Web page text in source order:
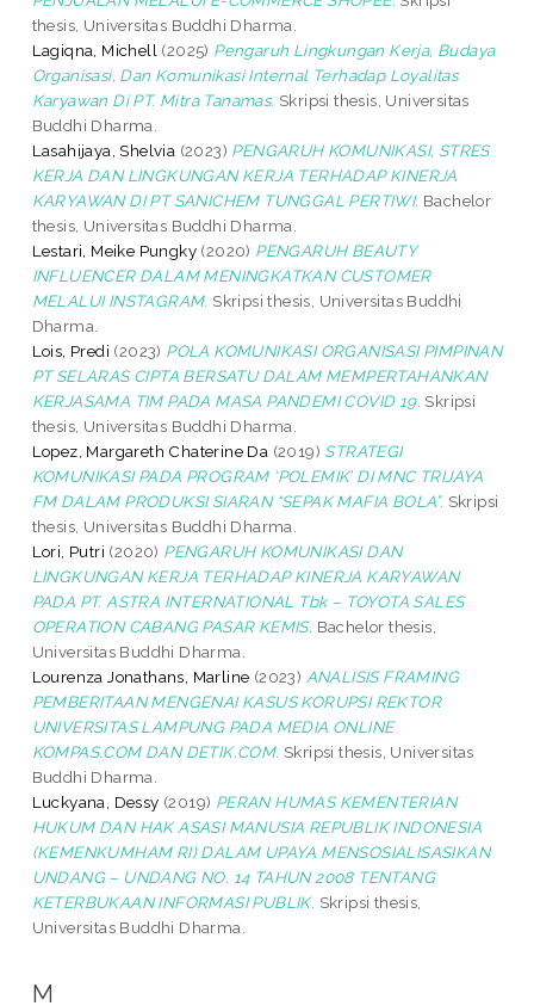
thesis, Universitas Buddhi Dharma.
Lagiqna, Michell (2025) Pengaruh Lingkungan Kerja, Budaya
Organisasi, Dan Komunikasi Internal Terhadap Loyalitas
Karyawan Di PT. Mitra Tanamas. Skripsi thesis, Universitas
Buddhi Dharma.
Lasahijaya, Shelvia (2023) PENGARUH KOMUNIKASI, STRES
KERJA DAN LINGKUNGAN KERJA TERHADAP KINERJA
KARYAWAN DI PT SANICHEM TUNGGAL PERTIWI. Bachelor
thesis, Universitas Buddhi Dharma.
Lestari, Meike Pungky (2020) PENGARUH BEAUTY
INFLUENCER DALAM MENINGKATKAN CUSTOMER
MELALUI INSTAGRAM. Skripsi thesis, Universitas Buddhi
Dharma.
Lois, Predi (2023) POLA KOMUNIKASI ORGANISASI PIMPINAN
PT SELARAS CIPTA BERSATU DALAM MEMPERTAHANKAN
KERJASAMA TIM PADA MASA PANDEMI COVID 19. Skripsi
thesis, Universitas Buddhi Dharma.
Lopez, Margareth Chaterine Da (2019) STRATEGI
KOMUNIKASI PADA PROGRAM ‘POLEMIK’ DI MNC TRIJAYA
FM DALAM PRODUKSI SIARAN “SEPAK MAFIA BOLA”. Skripsi
thesis, Universitas Buddhi Dharma.
Lori, Putri (2020) PENGARUH KOMUNIKASI DAN
LINGKUNGAN KERJA TERHADAP KINERJA KARYAWAN
PADA PT. ASTRA INTERNATIONAL Tbk – TOYOTA SALES
OPERATION CABANG PASAR KEMIS. Bachelor thesis,
Universitas Buddhi Dharma.
Lourenza Jonathans, Marline (2023) ANALISIS FRAMING
PEMBERITAAN MENGENAI KASUS KORUPSI REKTOR
UNIVERSITAS LAMPUNG PADA MEDIA ONLINE
KOMPAS.COM DAN DETIK.COM. Skripsi thesis, Universitas
Buddhi Dharma.
Luckyana, Dessy (2019) PERAN HUMAS KEMENTERIAN
HUKUM DAN HAK ASASI MANUSIA REPUBLIK INDONESIA
(KEMENKUMHAM RI) DALAM UPAYA MENSOSIALISASIKAN
UNDANG – UNDANG NO. 14 TAHUN 2008 TENTANG
KETERBUKAAN INFORMASI PUBLIK. Skripsi thesis,
Universitas Buddhi Dharma.
M